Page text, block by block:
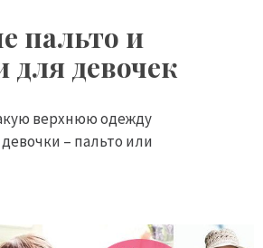
пальто и
для девочек
верхнюю одежду
– пальто или